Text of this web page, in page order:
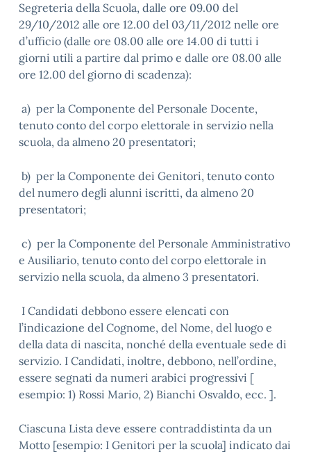
Segreteria della Scuola, dalle ore 09.00 del
29/10/2012 alle ore 12.00 del 03/11/2012 nelle ore
d’ufficio (dalle ore 08.00 alle ore 14.00 di tutti i
giorni utili a partire dal primo e dalle ore 08.00 alle
ore 12.00 del giorno di scadenza):
a) per la Componente del Personale Docente,
tenuto conto del corpo elettorale in servizio nella
scuola, da almeno 20 presentatori;
b) per la Componente dei Genitori, tenuto conto
del numero degli alunni iscritti, da almeno 20
presentatori;
c) per la Componente del Personale Amministrativo
e Ausiliario, tenuto conto del corpo elettorale in
servizio nella scuola, da almeno 3 presentatori.
I Candidati debbono essere elencati con
l’indicazione del Cognome, del Nome, del luogo e
della data di nascita, nonché della eventuale sede di
servizio. I Candidati, inoltre, debbono, nell’ordine,
essere segnati da numeri arabici progressivi [
esempio: 1) Rossi Mario, 2) Bianchi Osvaldo, ecc. ].
Ciascuna Lista deve essere contraddistinta da un
Motto [esempio: I Genitori per la scuola] indicato dai